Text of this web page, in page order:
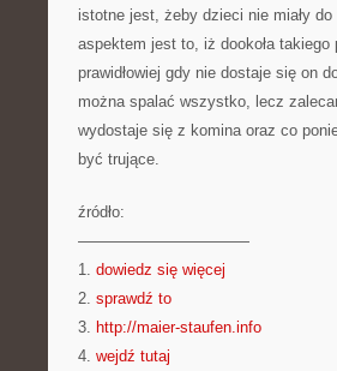
istotne jest, żeby dzieci nie miały
aspektem jest to, iż dookoła
prawidłowiej gdy nie dostaje się on
można spalać wszystko, lecz
wydostaje się z komina oraz co
być trujące.
źródło:
———————————
1. dowiedz się więcej
2. sprawdź to
3. http://maier-staufen.info
4. wejdź tutaj